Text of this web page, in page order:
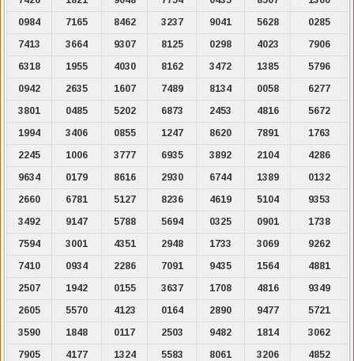
0984
7165 8462 3237 9041 5628
0285
7413
3664 9307 8125 0298 4023
7906
6318
1955 4030 8162 3472 1385
5796
0942
2635 1607 7489 8134 0058
6277
3801
0485 5202 6873 2453 4816
5672
1994
3406 0855 1247 8620 7891
1763
2245
1006 3777 6935 3892 2104
4286
9634
0179 8616 2930 6744 1389
0132
2660
6781 5127 8236 4619 5104
9353
3492
9147 5788 5694 0325 0901
1738
7594
3001 4351 2948 1733 3069
9262
7410
0934 2286 7091 9435 1564
4881
2507
1942 0155 3637 1708 4816
9349
2605
5570 4123 0164 2890 9477
5721
3590
1848 0117 2503 9482 1814
3062
7905
4177 1324 5583 8061 3206
4852